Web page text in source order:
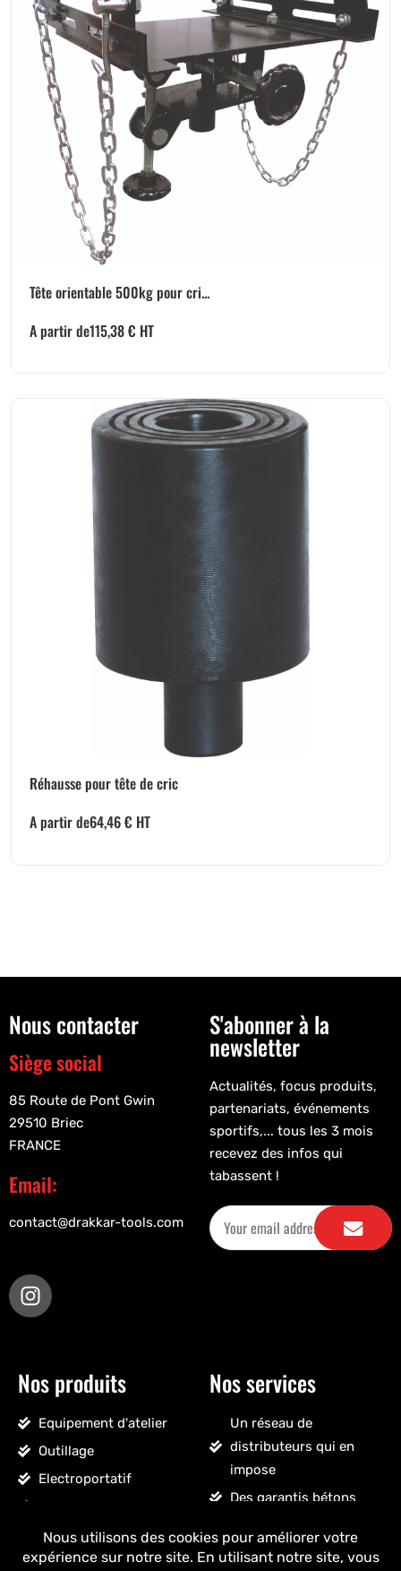
Tête orientable 500kg pour cri...
A partir de115,38€ HT
Réhausse pour tête de cric
A partir de64,46€ HT
Nous contacter
Siège social
85 Route de Pont Gwin
29510 Briec
FRANCE
Email:
contact@drakkar-tools.com
S'abonner à la
newsletter
Actualités, focus produits,
partenariats, événements
sportifs,... tous les 3 mois
recevez des infos qui
tabassent !
Nos produits
Equipement d'atelier
Outillage
Electroportatif
Accessoires véhicules
Nettoyage, droguerie
Nos services
Un réseau de
distributeurs qui en
impose
Des garantis bétons
Un stock massif